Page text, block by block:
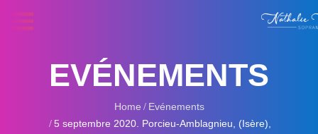
EVÉNEMENTS
Home
Evénements
5 septembre 2020. Porcieu-Amblagnieu, (Isère),